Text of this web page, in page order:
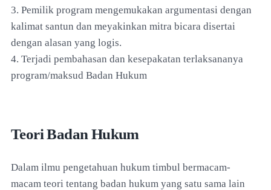
3. Pemilik program mengemukakan argumentasi dengan
kalimat santun dan meyakinkan mitra bicara disertai
dengan alasan yang logis.
4. Terjadi pembahasan dan kesepakatan terlaksananya
program/maksud Badan Hukum
Teori Badan Hukum
Dalam ilmu pengetahuan hukum timbul bermacam-
macam teori tentang badan hukum yang satu sama lain